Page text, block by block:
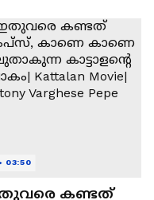
പുറത്ത് |
കണ്ടത്
03:50